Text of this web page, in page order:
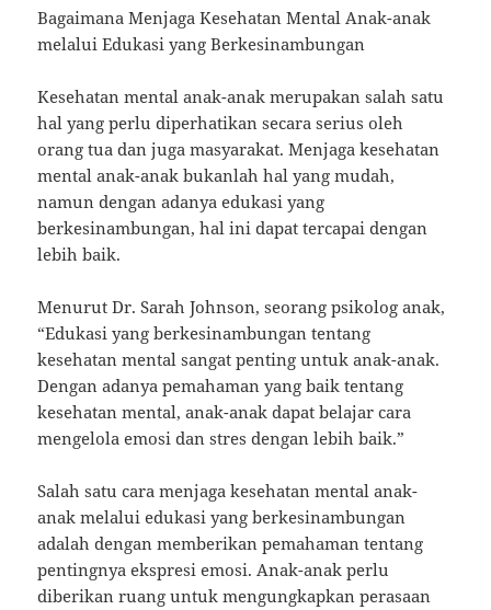
Bagaimana Menjaga Kesehatan Mental Anak-anak
melalui Edukasi yang Berkesinambungan
Kesehatan mental anak-anak merupakan salah satu
hal yang perlu diperhatikan secara serius oleh
orang tua dan juga masyarakat. Menjaga kesehatan
mental anak-anak bukanlah hal yang mudah,
namun dengan adanya edukasi yang
berkesinambungan, hal ini dapat tercapai dengan
lebih baik.
Menurut Dr. Sarah Johnson, seorang psikolog anak,
“Edukasi yang berkesinambungan tentang
kesehatan mental sangat penting untuk anak-anak.
Dengan adanya pemahaman yang baik tentang
kesehatan mental, anak-anak dapat belajar cara
mengelola emosi dan stres dengan lebih baik.”
Salah satu cara menjaga kesehatan mental anak-
anak melalui edukasi yang berkesinambungan
adalah dengan memberikan pemahaman tentang
pentingnya ekspresi emosi. Anak-anak perlu
diberikan ruang untuk mengungkapkan perasaan